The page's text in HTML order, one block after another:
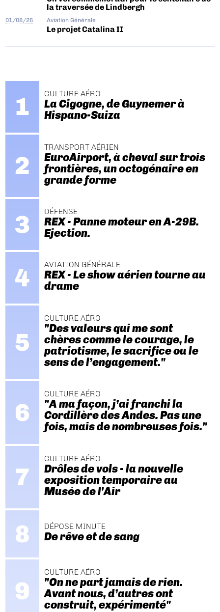
la traversée de Lindbergh
01/08/26 Aviation Générale
Le projet Catalina II
CULTURE AÉRO
La Cigogne, de Guynemer à
Hispano-Suiza
TRANSPORT AÉRIEN
EuroAirport, à cheval sur trois
frontières, un octogénaire en
grande forme
DÉFENSE
REX - Panne moteur en A-29B.
Ejection.
AVIATION GÉNÉRALE
REX - Le show aérien tourne au
drame
CULTURE AÉRO
"Des valeurs qui me sont
chères comme le courage, le
patriotisme, le sacrifice ou le
sens de l’engagement."
CULTURE AÉRO
"A ma façon, j’ai franchi la
Cordillère des Andes. Pas une
fois, mais de nombreuses fois."
CULTURE AÉRO
Drôles de vols - la nouvelle
exposition temporaire au
Musée de l'Air
DÉPOSE MINUTE
De rêve et de sang
CULTURE AÉRO
"On ne part jamais de rien.
Avant nous, d’autres ont
construit, expérimenté"